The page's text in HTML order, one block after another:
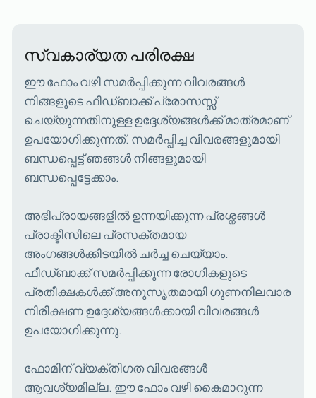
സ്വകാര്യത പരിരക്ഷ
ഈ ഫോം വഴി സമർപ്പിക്കുന്ന വിവരങ്ങൾ
നിങ്ങളുടെ ഫീഡ്ബാക്ക് പ്രോസസ്സ്
ചെയ്യുന്നതിനുള്ള ഉദ്ദേശ്യങ്ങൾക്ക് മാത്രമാണ്
ഉപയോഗിക്കുന്നത്. സമർപ്പിച്ച വിവരങ്ങളുമായി
ബന്ധപ്പെട്ട് ഞങ്ങൾ നിങ്ങളുമായി
ബന്ധപ്പെട്ടേക്കാം.
അഭിപ്രായങ്ങളിൽ ഉന്നയിക്കുന്ന പ്രശ്നങ്ങൾ
പ്രാക്ടീസിലെ പ്രസക്തമായ
അംഗങ്ങൾക്കിടയിൽ ചർച്ച ചെയ്യാം.
ഫീഡ്ബാക്ക് സമർപ്പിക്കുന്ന രോഗികളുടെ
പ്രതീക്ഷകൾക്ക് അനുസൃതമായി ഗുണനിലവാര
നിരീക്ഷണ ഉദ്ദേശ്യങ്ങൾക്കായി വിവരങ്ങൾ
ഉപയോഗിക്കുന്നു.
ഫോമിന് വ്യക്തിഗത വിവരങ്ങൾ
ആവശ്യമില്ല. ഈ ഫോം വഴി കൈമാറുന്ന